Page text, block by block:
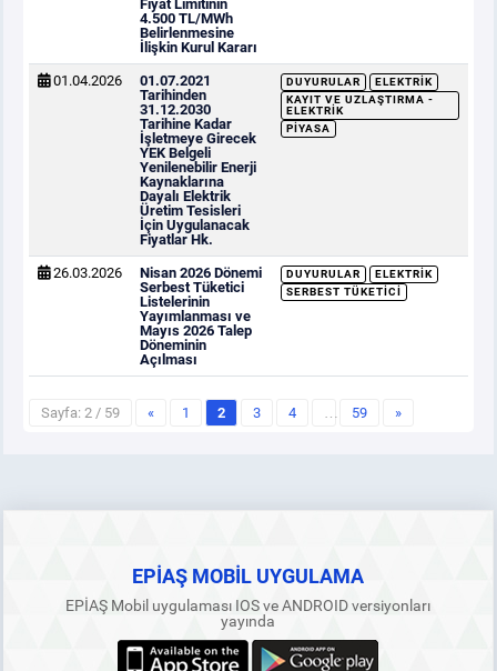
Fiyat Limitinin
4.500 TL/MWh
Belirlenmesine
İlişkin Kurul Kararı
01.04.2026
01.07.2021
Tarihinden
31.12.2030
Tarihine Kadar
İşletmeye Girecek
YEK Belgeli
Yenilenebilir Enerji
Kaynaklarına
Dayalı Elektrik
Üretim Tesisleri
İçin Uygulanacak
Fiyatlar Hk.
DUYURULAR
ELEKTRIK
KAYIT VE UZLAŞTIRMA -
ELEKTRIK
PIYASA
26.03.2026
Nisan 2026 Dönemi
Serbest Tüketici
Listelerinin
Yayımlanması ve
Mayıs 2026 Talep
Döneminin
Açılması
DUYURULAR
ELEKTRIK
SERBEST TÜKETICI
Sayfa: 2 / 59 « 1 2 3 4 … 59 »
EPİAŞ MOBİL UYGULAMA
EPİAŞ Mobil uygulaması IOS ve ANDROID versiyonları
yayında